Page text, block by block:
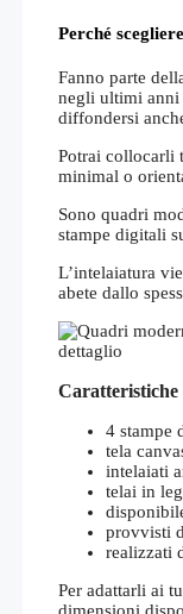
Perché
Fanno parte
negli ultimi anni
diffondersi
Potrai collocarli
minimal o
Sono quadri
stampe digitali
L’intelaiatura
abete dallo
Caratteristiche
4 stampe
tela
intelaiati
telai in
provvisti
realizzati
Per adattarli ai